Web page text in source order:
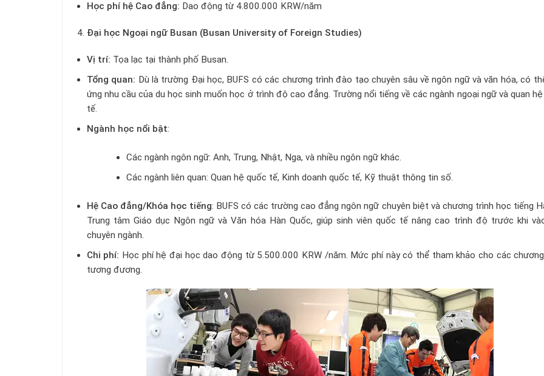
Học phí hệ Cao đẳng: Dao động từ 4.800.000 KRW/năm
Đại học Ngoại ngữ Busan (Busan University of Foreign Studies)
Vị trí: Tọa lạc tại thành phố Busan.
Tổng quan: Dù là trường Đại học, BUFS có các chương trình đào tạo chuyên sâu về ngôn ngữ và văn hóa, có
ứng nhu cầu của du học sinh muốn học ở trình độ cao đẳng. Trường nổi tiếng về các ngành ngoại ngữ và quan
tế.
Ngành học nổi bật:
Các ngành ngôn ngữ: Anh, Trung, Nhật, Nga, và nhiều ngôn ngữ khác.
Các ngành liên quan: Quan hệ quốc tế, Kinh doanh quốc tế, Kỹ thuật thông tin số.
Hệ Cao đẳng/Khóa học tiếng: BUFS có các trường cao đẳng ngôn ngữ chuyên biệt và chương trình học tiếng
Trung tâm Giáo dục Ngôn ngữ và Văn hóa Hàn Quốc, giúp sinh viên quốc tế nâng cao trình độ trước khi
chuyên ngành.
Chi phí: Học phí hệ đại học dao động từ 5.500.000 KRW /năm. Mức phí này có thể tham khảo cho các
tương đương.